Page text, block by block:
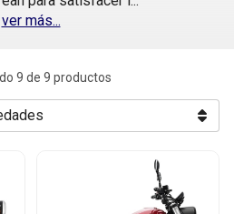
ver más...
9 de 9 productos